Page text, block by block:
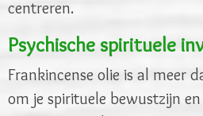
centreren.
Psychische spirituele
Frankincense olie is al meer
om je spirituele bewustzijn